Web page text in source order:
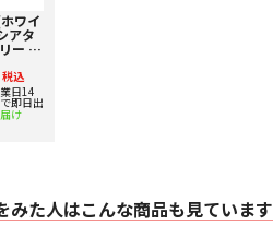
ワイ
アタ
ー プ
税込
日14
即日出
け
みた人はこんな商品も見ています